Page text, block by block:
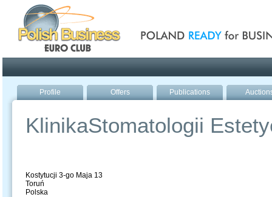
Profile Offers Publications
KlinikaStomatologii
Kostytucji 3-go Maja 13
Toruń
Polska